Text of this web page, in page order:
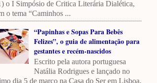
o I Simpósio de Critica Literária Dialética,
o tema “Caminhos ...
“Papinhas e Sopas Para Bebês
Felizes”, o guia de alimentação para
gestantes e recém-nascidos
Escrito pela autora portuguesa
Natália Rodrigues e lançado no
dia 5 de março na Casa do Ser em Lisboa,